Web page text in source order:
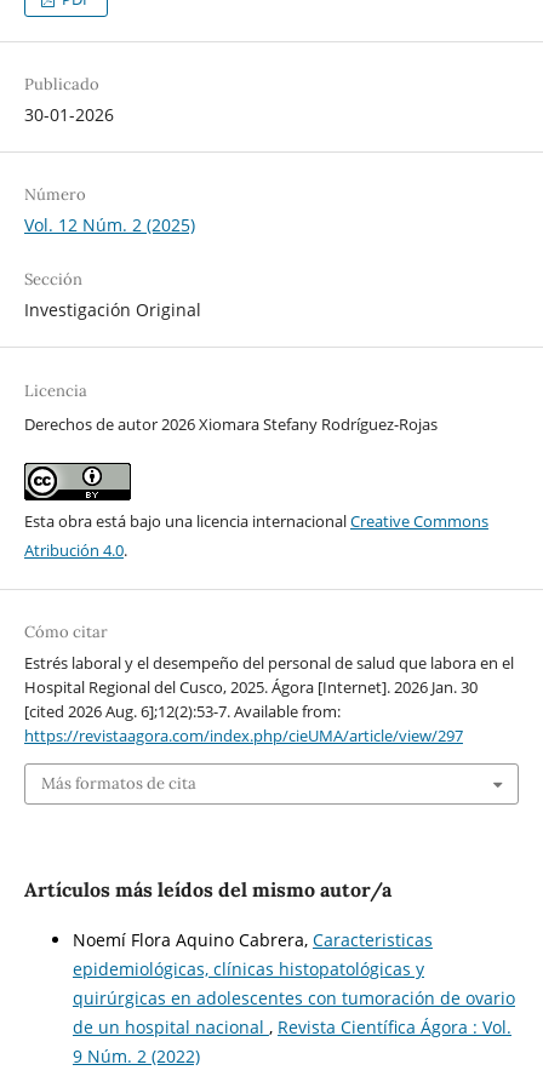
Publicado
30-01-2026
Número
Vol. 12 Núm. 2 (2025)
Sección
Investigación Original
Licencia
Derechos de autor 2026 Xiomara Stefany Rodríguez-Rojas
Esta obra está bajo una licencia internacionalCreative Commons
Atribución 4.0.
Cómo citar
Estrés laboral y el desempeño del personal de salud que labora en el
Hospital Regional del Cusco, 2025. Ágora [Internet]. 2026 Jan. 30
[cited 2026 Aug. 6];12(2):53-7. Available from:
https://revistaagora.com/index.php/cieUMA/article/view/297
Más formatos de cita
Artículos más leídos del mismo autor/a
Noemí Flora Aquino Cabrera, Caracteristicas
epidemiológicas, clínicas histopatológicas y
quirúrgicas en adolescentes con tumoración de ovario
de un hospital nacional , Revista Científica Ágora : Vol.
9 Núm. 2 (2022)